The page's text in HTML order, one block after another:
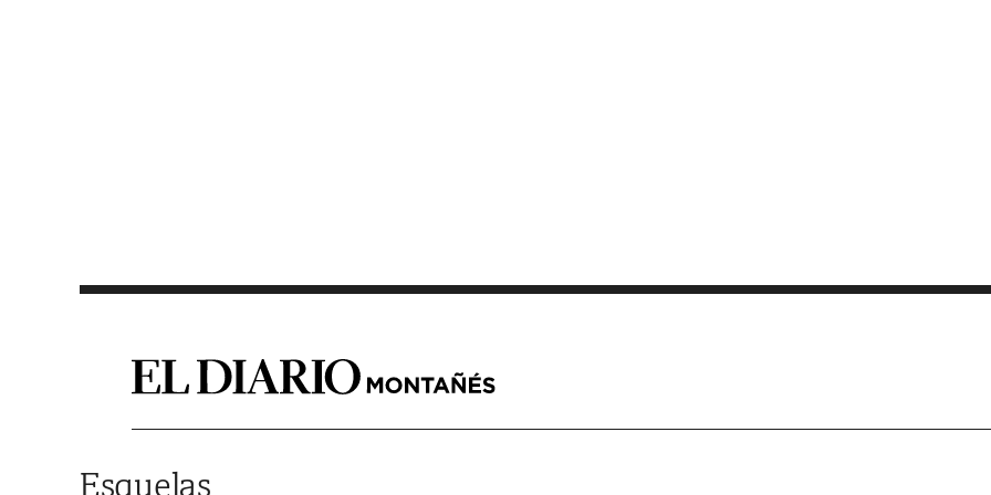
Esquelas